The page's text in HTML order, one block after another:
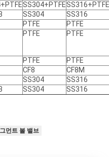
SS304+PTFESS316+PTFE
SS304
SS316
PTFE
PTFE
PTFE PTFE
PTFE
PTFE
CF8
CF8M
SS304
SS316
SS304 SS316
먼트 볼 밸브